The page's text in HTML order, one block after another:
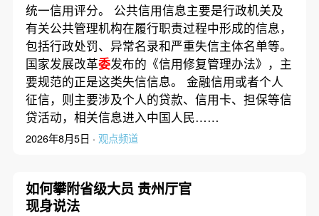
统一信用评分。 公共信用信息主要是行政机关及
有关公共管理机构在履行职责过程中形成的信息，
包括行政处罚、异常名录和严重失信主体名单等。
国家发展改革委发布的《信用修复管理办法》，主
要规范的正是这类失信信息。 金融信用或者个人
征信，则主要涉及个人的贷款、信用卡、担保等信
贷活动，相关信息进入中国人民……
2026年8月5日 · 观点频道
如何攀附省级大员 贵州厅官
现身说法